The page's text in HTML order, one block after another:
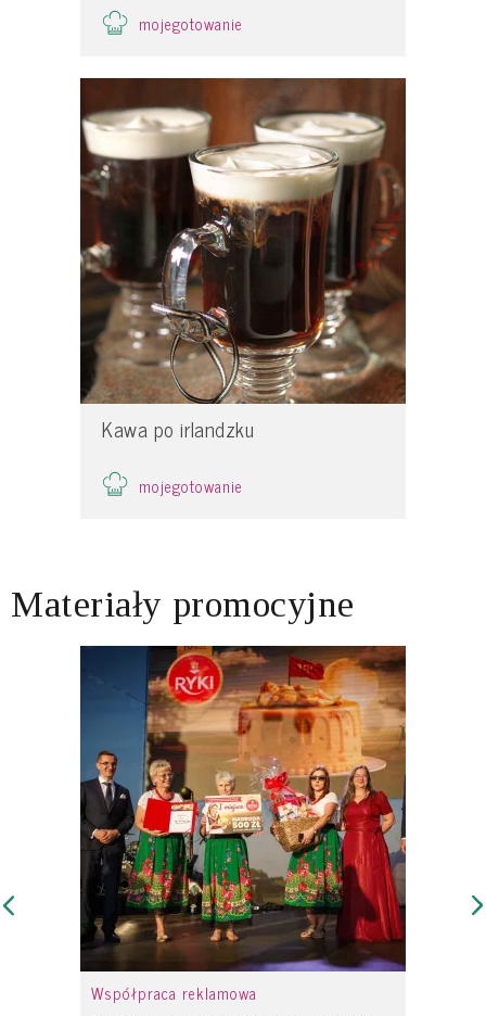
mojegotowanie
Kawa po irlandzku
mojegotowanie
Materiały promocyjne
Współpraca reklamowa